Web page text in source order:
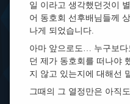
일 이라고 생각했던것이
어 동호회 선후배님들께
나게 되었습니다.
아마 앞으로도… 누구보다
던 제가 동호회를 떠나야
지 않고 있는지에 대해선
그때의 그 열정만은 아직